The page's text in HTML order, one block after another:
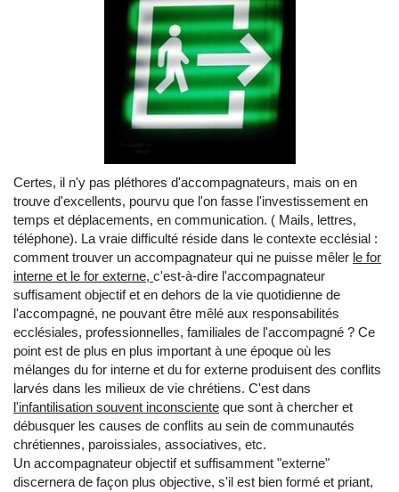
Certes, il n'y pas pléthores d'accompagnateurs, mais on en
trouve d'excellents, pourvu que l'on fasse l'investissement en
temps et déplacements, en communication. ( Mails, lettres,
téléphone). La vraie difficulté réside dans le contexte ecclésial :
comment trouver un accompagnateur qui ne puisse mêler le for
interne et le for externe, c'est-à-dire l'accompagnateur
suffisament objectif et en dehors de la vie quotidienne de
l'accompagné, ne pouvant être mêlé aux responsabilités
ecclésiales, professionnelles, familiales de l'accompagné ? Ce
point est de plus en plus important à une époque où les
mélanges du for interne et du for externe produisent des conflits
larvés dans les milieux de vie chrétiens. C'est dans
l'infantilisation souvent inconsciente que sont à chercher et
débusquer les causes de conflits au sein de communautés
chrétiennes, paroissiales, associatives, etc.
Un accompagnateur objectif et suffisamment "externe"
discernera de façon plus objective, s'il est bien formé et priant,